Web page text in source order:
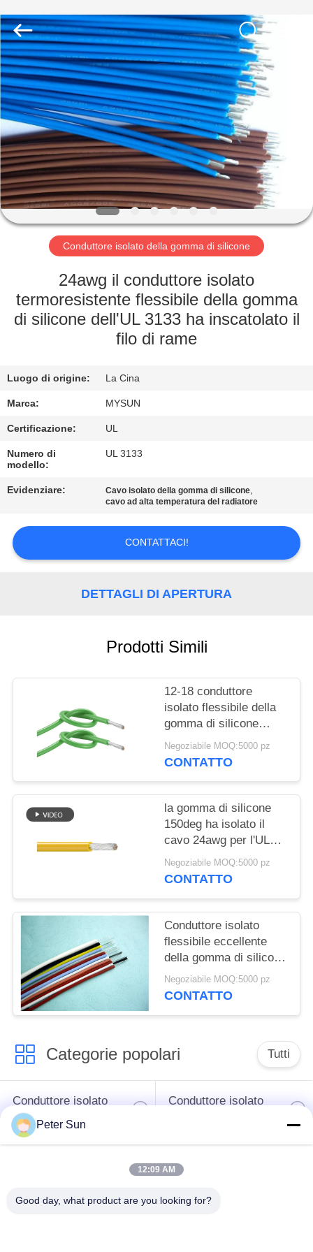
CASA
PRODOTTI
CIRCA
NOI
GIRO
DELLA
FABBRICA
CONTROLLO
CONTATTICI
RICHIEDA
UNA
CITAZIONE
MAPPA
DEL
Insulation
Materials
Co.,
Ltd..
All
Rights
Reserved.
Conduttore isolato della gomma di silicone
24awg il conduttore isolato
termoresistente flessibile della gomma
di silicone dell'UL 3133 ha inscatolato il
filo di rame
Luogo di origine: La Cina
Marca: MYSUN
Certificazione: UL
Numero di
modello:
UL 3133
Evidenziare: Cavo isolato della gomma di silicone,
cavo ad alta temperatura del radiatore
CONTATTACI!
DETTAGLI DI APERTURA
Prodotti Simili
12-18 conduttore
isolato flessibile della
gomma di silicone
dell'AWG per l'UL 3134
dell'elettrodomestico
Negoziabile MOQ:5000 pz
CONTATTO
la gomma di silicone
150deg ha isolato il
cavo 24awg per l'UL
3137 del faro 600V
Negoziabile MOQ:5000 pz
CONTATTO
Conduttore isolato
flessibile eccellente
della gomma di silicone
per la prova
dell'abrasione dell'UL
Negoziabile MOQ:5000 pz
CONTATTO
Categorie popolari Tutti
Conduttore isolato
flessibile
Conduttore isolato
Cavo della batteria
Peter Sun
12:09 AM
Good day, what product are you looking for?